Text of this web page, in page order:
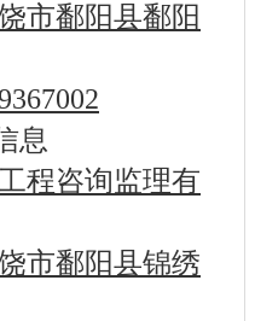
市鄱阳县鄱阳
息
程咨询监理有
市鄱阳县锦绣